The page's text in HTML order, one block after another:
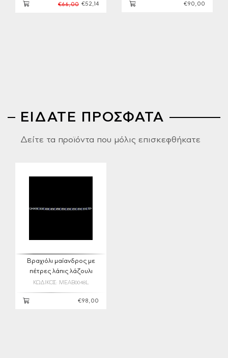
€52,14
€66,00 €90,00
ΕΙΔΑΤΕ ΠΡΟΣΦΑΤΑ
Δείτε τα προϊόντα που μόλις επισκεφθήκατε
Βραχιόλι μαίανδρος με
πέτρες λάπις λάζουλι
ΚΩΔΙΚΟΣ: MEAB0048L
€98,00